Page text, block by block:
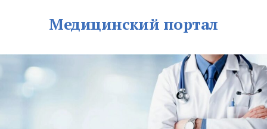
Медицинский портал